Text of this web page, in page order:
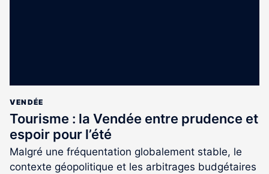
VENDÉE
Tourisme : la Vendée entre prudence et
espoir pour l’été
Malgré une fréquentation globalement stable, le
contexte géopolitique et les arbitrages budgétaires